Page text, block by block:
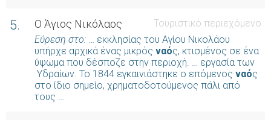
5. Ο Άγιος Νικόλαος
Τουριστικό περιεχόμενο
Εύρεση στο: … εκκλησίας του Αγίου Νικολάου
υπήρχε αρχικά ένας μικρός ναός, κτισμένος σε ένα
ύψωμα που δέσποζε στην περιοχή. … εργασία των
Υδραίων. Το 1844 εγκαινιάστηκε ο επόμενος ναός
στο ίδιο σημείο, χρηματοδοτούμενος πάλι από
τους …